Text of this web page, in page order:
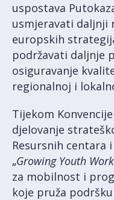
uspostava
usmjeravati daljnji
europskih
podržavati daljnje
osiguravanje
regionalnoj i
Tijekom
djelovanje
Resursnih centara
„Growing Youth
za mobilnost i
koje pruža